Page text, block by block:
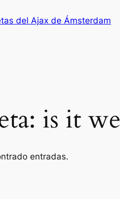
del Ajax de Ámsterdam
is it
entradas.